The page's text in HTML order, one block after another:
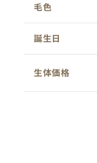
毛色
誕生日
生体価格